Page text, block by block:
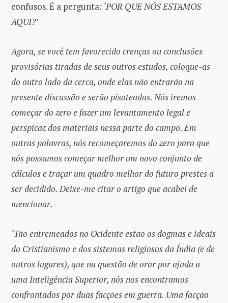
confusos. É a pergunta: ‘POR QUE NÓS ESTAMOS
AQUI?’
Agora, se você tem favorecido crenças ou conclusões
provisórias tiradas de seus outros estudos, coloque-as
do outro lado da cerca, onde elas não entrarão na
presente discussão e serão pisoteadas. Nós iremos
começar do zero e fazer um levantamento legal e
perspicaz dos materiais nessa parte do campo. Em
outras palavras, nós recomeçaremos do zero para que
nós possamos começar melhor um novo conjunto de
cálculos e traçar um quadro melhor do futuro prestes a
ser decidido. Deixe-me citar o artigo que acabei de
mencionar.
‘Tão entremeados no Ocidente estão os dogmas e ideais
do Cristianismo e dos sistemas religiosos da Índia (e de
outros lugares), que na questão de orar por ajuda a
uma Inteligência Superior, nós nos encontramos
confrontados por duas facções em guerra. Uma facção